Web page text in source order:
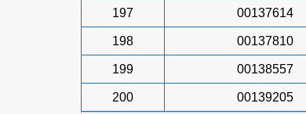
197 00137614
198 00137810
199 00138557
200 00139205